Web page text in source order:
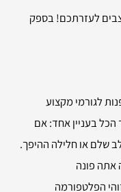
לעזרתכם! בספק
לגורמי מקצוע
הכל בעניין אחד: אם
שלם או חלילה ההיפך.
אתה פונה
הפלטפורמה